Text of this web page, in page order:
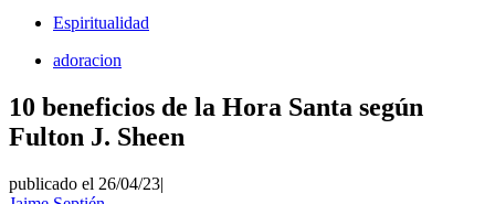
Espiritualidad
adoracion
10 beneficios de la Hora Santa según
Fulton J. Sheen
publicado el 26/04/23|